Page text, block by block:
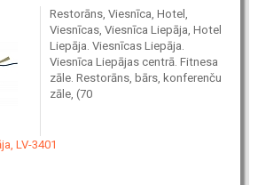
Restorāns, Viesnīca, Hotel,
Viesnīcas, Viesnīca Liepāja, Hotel
Liepāja. Viesnīcas Liepāja.
Viesnīca Liepājas centrā. Fitnesa
zāle. Restorāns, bārs, konferenču
zāle, (70
LV-3401